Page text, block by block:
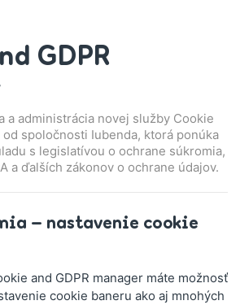
GDPR
a administrácia novej služby Cookie
od spoločnosti Iubenda, ktorá ponúka
s legislatívou o ochrane súkromia,
a ďalších zákonov o ochrane údajov.
– nastavenie cookie
and GDPR manager máte možnosť
cookie baneru ako aj mnohých